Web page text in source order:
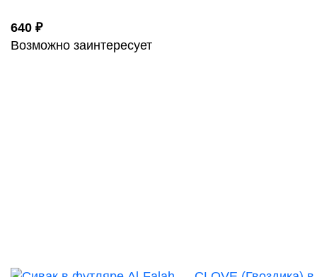
640 ₽
Возможно заинтересует